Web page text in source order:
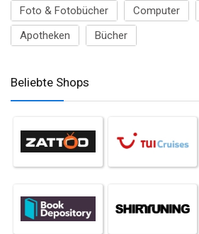
Foto & Fotobücher
Computer
Apotheken
Bücher
Beliebte Shops